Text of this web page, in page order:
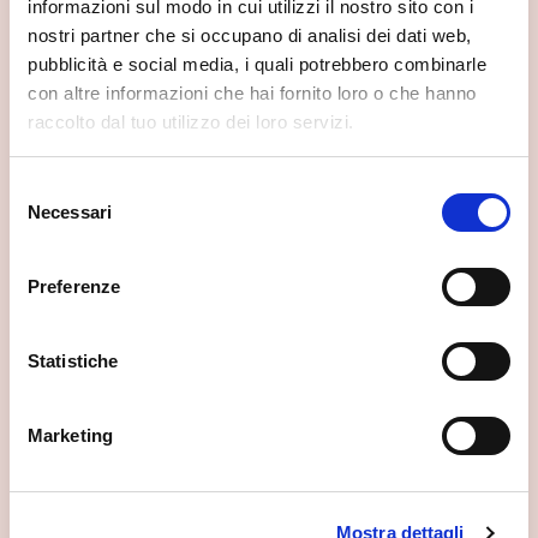
informazioni sul modo in cui utilizzi il nostro sito con i
nostri partner che si occupano di analisi dei dati web,
pubblicità e social media, i quali potrebbero combinarle
con altre informazioni che hai fornito loro o che hanno
raccolto dal tuo utilizzo dei loro servizi.
delNecessari
Preferenze
Statistiche
Marketing
Mostra dettagli
Santuario della Beata Vergine Assunta
Morbegno